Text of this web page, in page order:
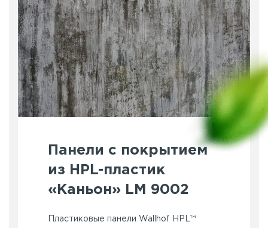
Панели с покрытием
из HPL-пластик
«Каньон» LM 9002
Пластиковые панели Wallhof HPL™